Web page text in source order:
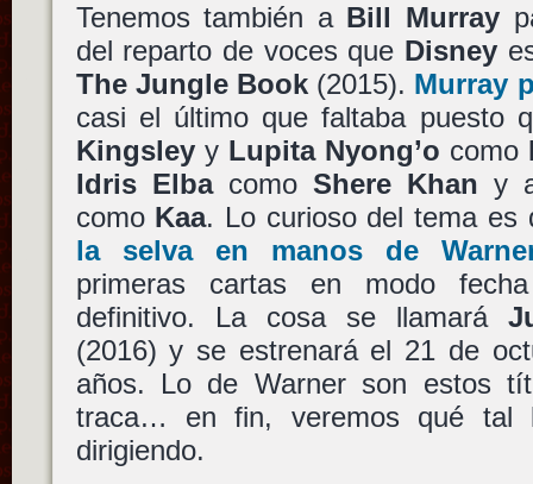
Tenemos también a Bill Murray
del reparto de voces que Disney
The Jungle Book(2015). Murray
casi el último que faltaba puesto
Kingsleyy Lupita Nyong’o como
Idris Elbacomo Shere Khan y
como Kaa. Lo curioso del tema es
la selvaen manos de
primeras cartas en modo
definitivo. La cosa se llamará
(2016) y se estrenará el 21 de
años. Lo de Warner son estos
traca… en fin, veremos qué
dirigiendo.